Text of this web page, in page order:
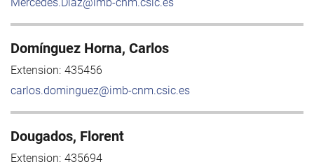
Domínguez Horna, Carlos
Extension: 435456
carlos.dominguez@imb-cnm.csic.es
Dougados, Florent
Extension: 435694